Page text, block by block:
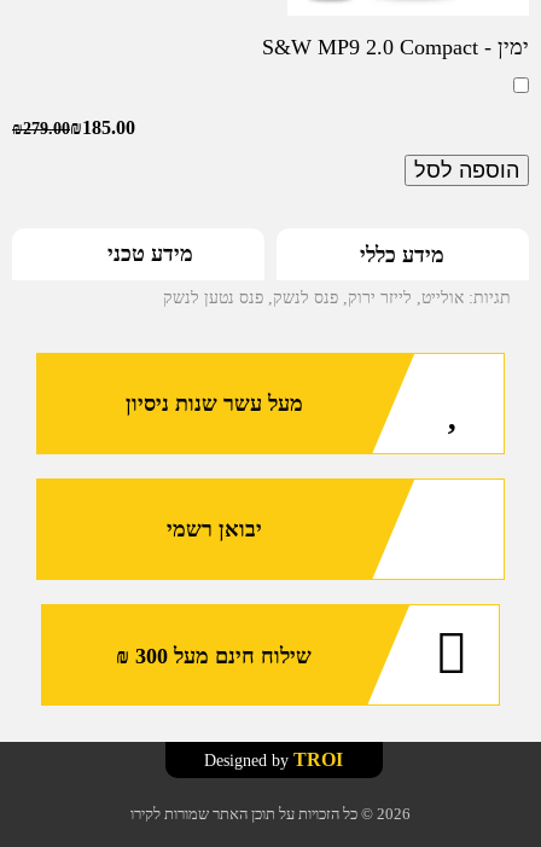
ימין - S&W MP9 2.0 Compact
₪279.00₪185.00
הוספה לסל
מידע כללי מידע טכני
תגיות: אולייט לייזר ירוק פנס לנשק פנס נטען לנשק
מעל עשר שנות ניסיון
יבואן רשמי
שילוח חינם מעל 300 ₪
2026 © כל הזכויות על תוכן האתר שמורות לקירו
TROI